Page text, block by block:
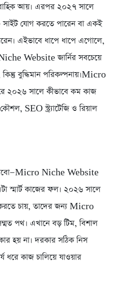
আয়। এরপর ২০২৭ সালে
যোগ করতে পারেন বা একই
এইভাবে ধাপে ধাপে এগোলে,
Website জার্নির সবচেয়ে
বুদ্ধিমান পরিকল্পনায়।Micro
২০২৬ সালে কীভাবে কম কাজ
SEO স্ট্র্যাটেজি ও রিয়াল
Niche Website
স্মার্ট কাজের ফল। ২০২৬ সালে
চায়, তাদের জন্য Micro
পথ। এখানে বড় টিম, বিশাল
হয় না। দরকার সঠিক নিস
ধরে কাজ চালিয়ে যাওয়ার